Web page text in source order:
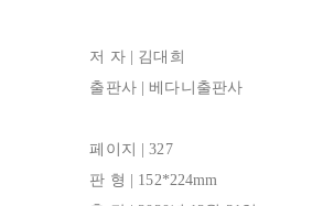
저 자 | 김대희
출판사 | 베다니출판사
페이지 | 327
판 형 | 152*224mm